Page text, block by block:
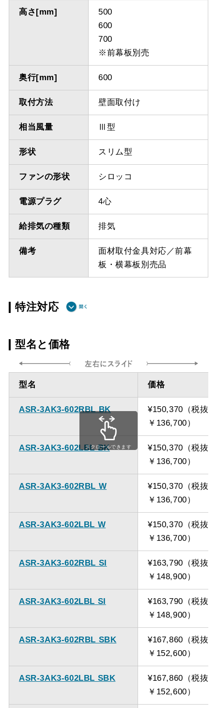
高さ[mm]
500
600
700
※前幕板別売
奥行[mm] 600
取付方法 壁面取付け
相当風量 Ⅲ型
形状 スリム型
ファンの形状 シロッコ
電源プラグ 4心
給排気の種類 排気
備考
面材取付金具対応／前幕
板・横幕板別売品
特注対応
方
ダクト方向 上
方
最大寸法 870ｍｍ
備考
点検口を設けての最小寸
法は弊社にお問い合わせ
ください。
型名と価格
型名 価格
ASR-3AK3-602RBL BK
¥150,370（税抜
￥136,700）
ASR-3AK3-602LBL BK
¥150,370（税抜
￥136,700）
ASR-3AK3-602RBL W
¥150,370（税抜
￥136,700）
ASR-3AK3-602LBL W
¥150,370（税抜
￥136,700）
ASR-3AK3-602RBL SI
¥163,790（税抜
￥148,900）
ASR-3AK3-602LBL SI
¥163,790（税抜
￥148,900）
ASR-3AK3-602RBL SBK
¥167,860（税抜
￥152,600）
ASR-3AK3-602LBL SBK
¥167,860（税抜
￥152,600）
スクロールできます